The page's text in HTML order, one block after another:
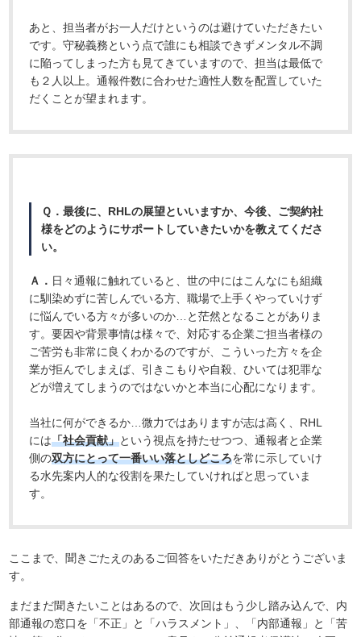
あと、担当者がお一人だけというのは避けていただきたい
です。守秘義務という点で誰にも相談できずメンタル不調
に陥ってしまった方も見てきていますので、担当は最低で
も２人以上。通報件数に合わせた適性人数を配置していた
だくことが望まれます。
Ｑ．最後に、RHLの展望といいますか、今後、ご契約社
様をどのようにサポートしていきたいかを教えてくださ
い。
Ａ． 日々通報に触れていると、世の中にはこんなにも組織
に馴染めずに苦しんでいる方、職場で上手くやっていけず
に悩んでいる方々が多いのか…と茫然となることがありま
す。要因や背景事情は様々で、対応する企業ご担当者様の
ご苦労も非常に良くわかるのですが、こういった方々を企
業が拒んでしまえば、引きこもりや自殺、ひいては犯罪な
どが増えてしまうのではないかと本当に心配になります。
当社に何ができるか…微力ではありますが志は高く、RHL
には「社会貢献」という視点を持たせつつ、通報者と企業
側の双方にとって一番いい落としどころを常に示していけ
る水先案内人的な役割を果たしていければと思っていま
す。
ここまで、聞きごたえのあるご回答をいただきありがとうございま
す。
まだまだ聞きたいことはあるので、次回はもう少し踏み込んで、内
部通報の窓口を「不正」と「ハラスメント」、「内部通報」と「苦